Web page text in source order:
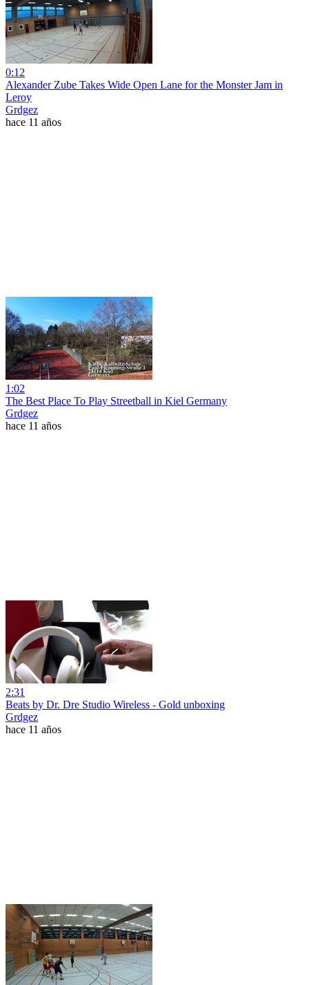
0:12
Alexander Zube Takes Wide Open Lane for the Monster Jam in
Leroy
Grdgez
hace 11 años
1:02
The Best Place To Play Streetball in Kiel Germany
Grdgez
hace 11 años
2:31
Beats by Dr. Dre Studio Wireless - Gold unboxing
Grdgez
hace 11 años